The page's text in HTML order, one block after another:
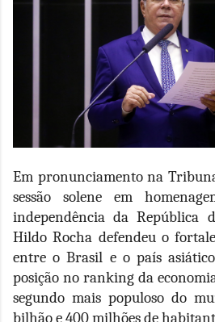
Em pronunciamento na
sessão solene em
independência da República
Hildo Rocha defendeu o
entre o Brasil e o país
posição no ranking da
segundo mais populoso do
bilhão e 400 milhões de